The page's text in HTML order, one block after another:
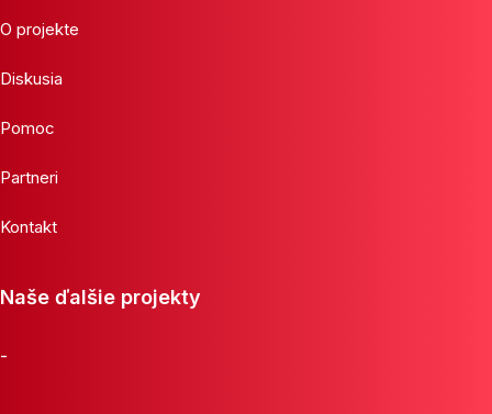
O projekte
Diskusia
Pomoc
Partneri
Kontakt
Naše ďalšie projekty
-